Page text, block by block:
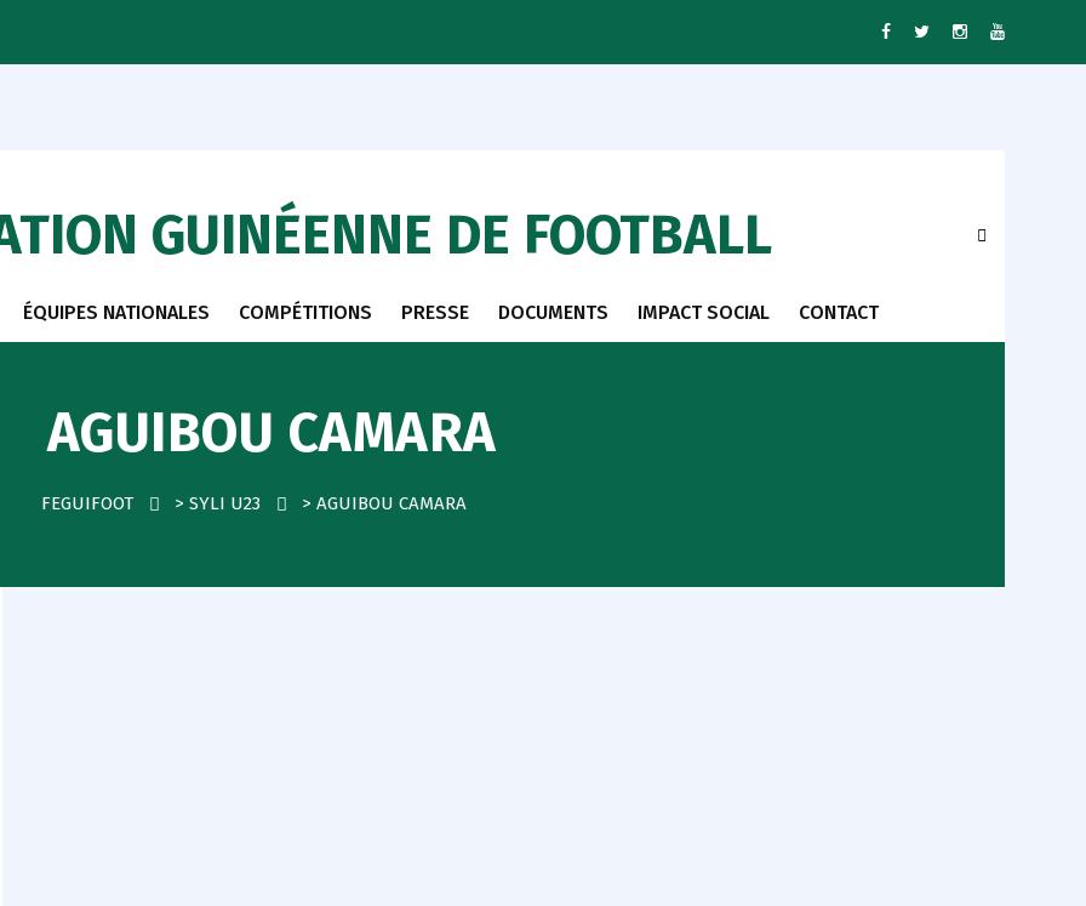
GUINÉENNE DE FOOTBALL
ÉQUIPES NATIONALES COMPÉTITIONS PRESSE DOCUMENTS IMPACT SOCIAL CONTACT
AGUIBOU CAMARA
FEGUIFOOT > SYLI U23 > AGUIBOU CAMARA